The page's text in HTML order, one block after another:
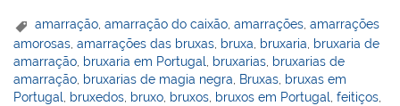
amarração,amarração do caixão,amarrações,amarrações
amorosas ,amarrações das bruxas bruxa bruxaria
bruxaria de
amarração bruxaria em Portugal bruxarias bruxarias de
amarração bruxarias de magia negra Bruxas bruxas em
Portugal
bruxedos bruxo bruxos bruxos em Portugal ,feitiços